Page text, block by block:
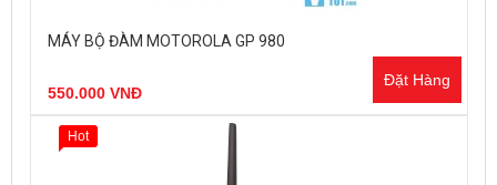
MÁY BỘ ĐÀM MOTOROLA GP 980
550.000 VNĐ
Đặt Hàng
Hot